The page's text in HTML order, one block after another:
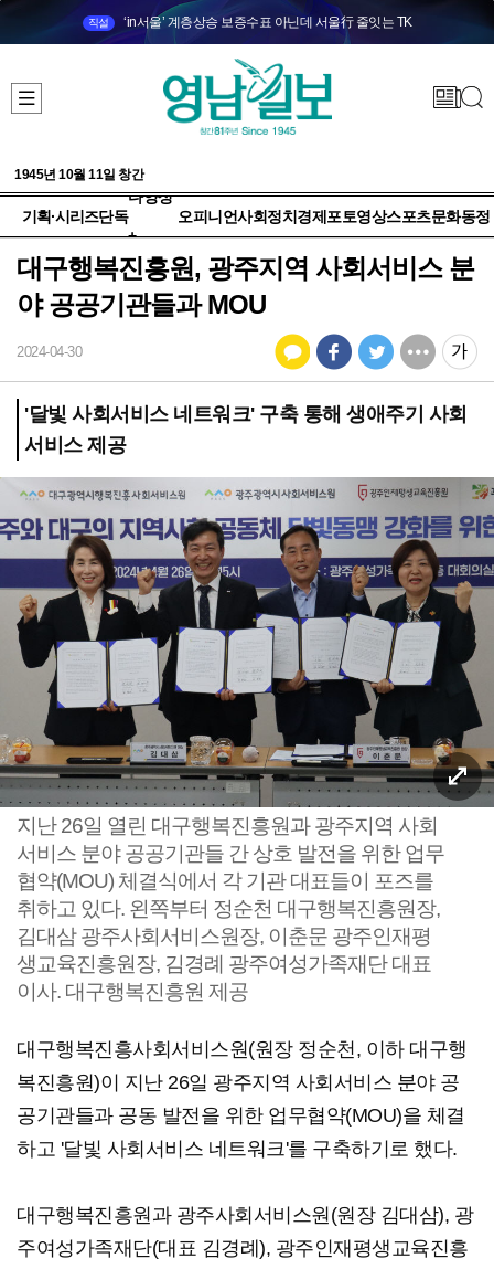
직설 ‘in서울’ 계층상승 보증수표 아닌데 서울行 줄잇는 TK
1945년 10월 11일 창간
기획·시리즈단독
다양성
+
오피니언사회정치 경제 포토영상스포츠문화동정
대구행복진흥원, 광주지역 사회서비스 분
야 공공기관들과 MOU
2024-04-30
'달빛 사회서비스 네트워크' 구축 통해 생애주기 사회
서비스 제공
지난 26일 열린 대구행복진흥원과 광주지역 사회
서비스 분야 공공기관들 간 상호 발전을 위한 업무
협약(MOU) 체결식에서 각 기관 대표들이 포즈를
취하고 있다. 왼쪽부터 정순천 대구행복진흥원장,
김대삼 광주사회서비스원장, 이춘문 광주인재평
생교육진흥원장, 김경례 광주여성가족재단 대표
이사. 대구행복진흥원 제공
대구행복진흥사회서비스원(원장 정순천, 이하 대구행
복진흥원)이 지난 26일 광주지역 사회서비스 분야 공
공기관들과 공동 발전을 위한 업무협약(MOU)을 체결
하고 '달빛 사회서비스 네트워크'를 구축하기로 했다.
대구행복진흥원과 광주사회서비스원(원장 김대삼), 광
주여성가족재단(대표 김경례), 광주인재평생교육진흥